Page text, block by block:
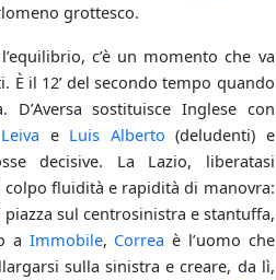
grottesco.
c’è un momento che va
il 12’ del secondo tempo quando
sostituisce Inglese con
e Luis Alberto (deludenti) e
decisive. La Lazio, liberatasi
fluidità e rapidità di manovra:
piazza sul centrosinistra e stantuffa,
a Immobile, Correa è l’uomo che
sulla sinistra e creare, da lì,